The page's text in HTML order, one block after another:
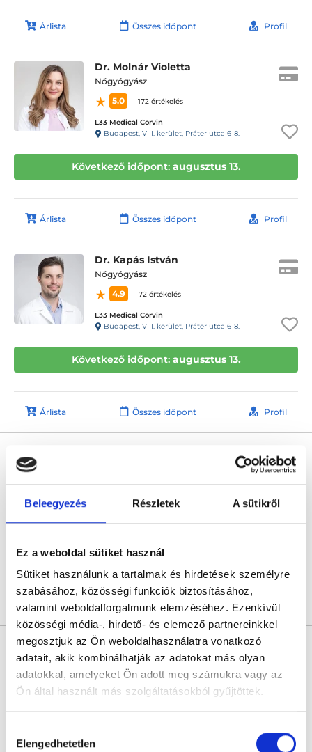
Beleegyezés Részletek A sütikről
Ez a weboldal sütiket használ
Sütiket használunk a tartalmak és hirdetések személyre
szabásához, közösségi funkciók biztosításához,
valamint weboldalforgalmunk elemzéséhez. Ezenkívül
közösségi média-, hirdető- és elemező partnereinkkel
megosztjuk az Ön weboldalhasználatra vonatkozó
adatait, akik kombinálhatják az adatokat más olyan
adatokkal, amelyeket Ön adott meg számukra vagy az
Ön által használt más szolgáltatásokból gyűjtöttek.
szabályzat:https://foglaljorvost.hu/info/foglaljorvost-
kiválasztása
Elengedhetetlen
Árlista Összes időpont Profil
Dr. Molnár Violetta
Nőgyógyász
5.0
172 értékelés
L33 Medical Corvin
Budapest, VIII. kerület, Práter utca 6-8.
Következő időpont: augusztus 13.
Árlista Összes időpont Profil
Dr. Kapás István
Nőgyógyász
4.9
72 értékelés
L33 Medical Corvin
Budapest, VIII. kerület, Práter utca 6-8.
Következő időpont: augusztus 13.
Árlista Összes időpont Profil
4.9
49 értékelés
L33 Medical Corvin
Következő időpont:
Árlista Összes időpont Profil
Dr. Baranyi Eszter
Nőgyógyász
4.9
104 értékelés
Budapest, VIII. kerület, Práter utca 6-8.
Következő időpont: